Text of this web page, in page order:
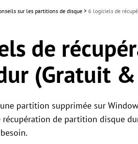
sur les partitions de disque > 6 logiciels de
de
(Gratuit
partition supprimée sur
de partition disque